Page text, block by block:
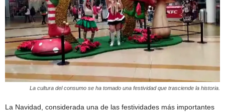
La cultura del consumo se ha tomado una festividad que trasciende la historia.
La Navidad, considerada una de las festividades más importantes